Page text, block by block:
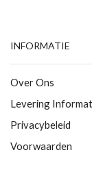
INFORMATIE
Over Ons
Levering
Privacybeleid
Voorwaarden